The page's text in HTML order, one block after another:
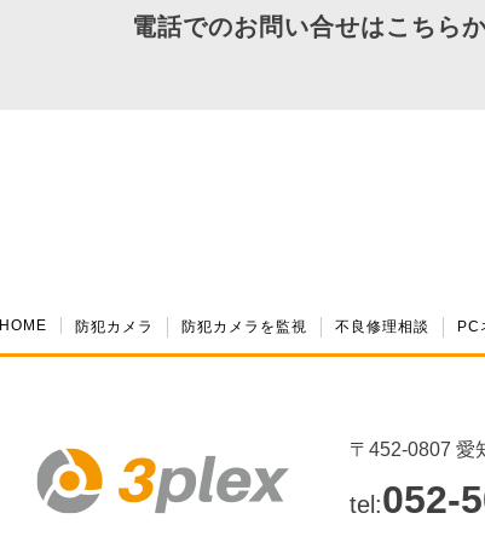
電話でのお問い合せはこちら
HOME 防犯カメラ 防犯カメラを監視 不良修理相談 PC
〒452-0807 愛
tel:052-